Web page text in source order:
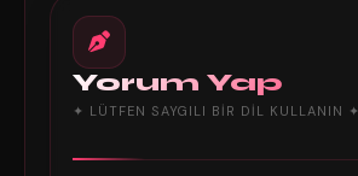
Yorum Yap
✦ LÜTFEN SAYGILI BIR DIL KULLANIN ✦